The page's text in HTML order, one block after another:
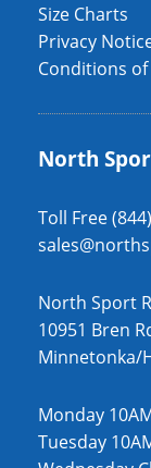
Size Charts
Privacy
Conditions of
North
Toll Free
North Sport
10951 Bren
Minnetonka/
Monday
Tuesday